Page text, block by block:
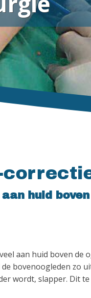
huid
aan huid boven
bovenoogleden zo
wordt, slapper. Dit